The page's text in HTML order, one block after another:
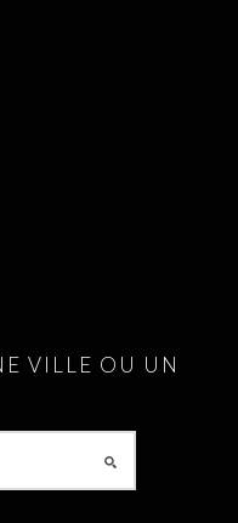
VILLE OU UN